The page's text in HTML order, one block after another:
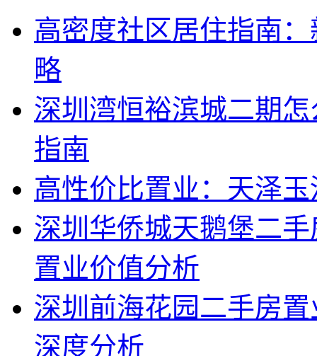
高密度社区居住指南
略
深圳湾恒裕滨城二期
指南
高性价比置业：天泽
深圳华侨城天鹅堡二
置业价值分析
深圳前海花园二手房
深度分析